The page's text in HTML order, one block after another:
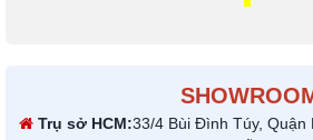
Trụ sở HCM:33/4 Bùi Đình Túy, Quận